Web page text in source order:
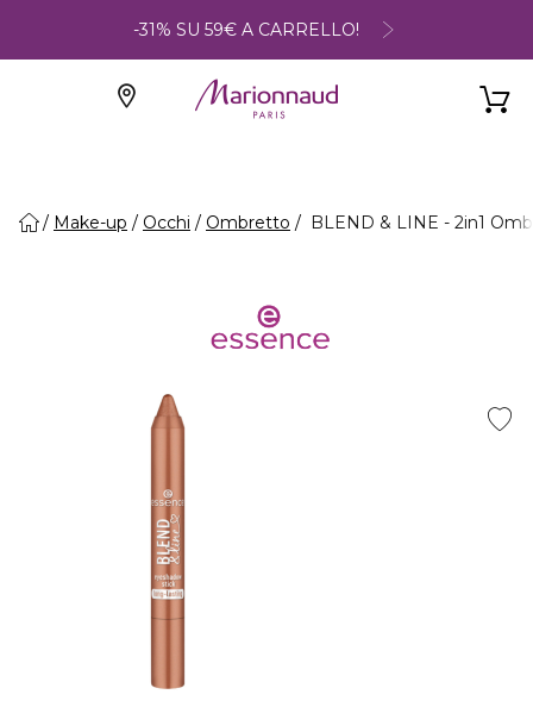
-31% SU 59€ A CARRELLO!
Make-up Occhi Ombretto BLEND & LINE - 2in1